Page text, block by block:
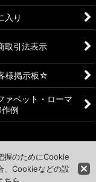
入り
取引法表示
様掲示板☆
ァベット・ローマ
例
握のためにCookie
、Cookieなどの設